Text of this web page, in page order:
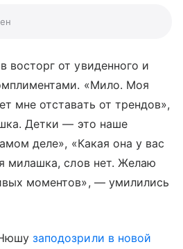
восторг от увиденного и
«Мило. Моя
мне отставать от трендов»,
Детки — это наше
деле», «Какая она у вас
милашка, слов нет. Желаю
моментов», — умилились
Нюшузаподозрили в новой